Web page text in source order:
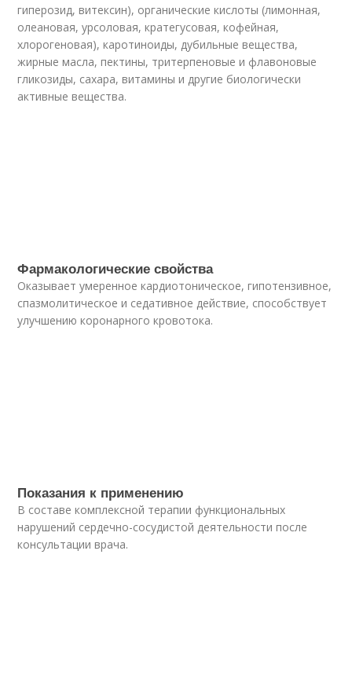
гиперозид, витексин), органические кислоты (лимонная,
олеановая, урсоловая, кратегусовая, кофейная,
хлорогеновая), каротиноиды, дубильные вещества,
жирные масла, пектины, тритерпеновые и флавоновые
гликозиды, сахара, витамины и другие биологически
активные вещества.
Фармакологические свойства
Оказывает умеренное кардиотоническое, гипотензивное,
спазмолитическое и седативное действие, способствует
улучшению коронарного кровотока.
Показания к применению
В составе комплексной терапии функциональных
нарушений сердечно-сосудистой деятельности после
консультации врача.